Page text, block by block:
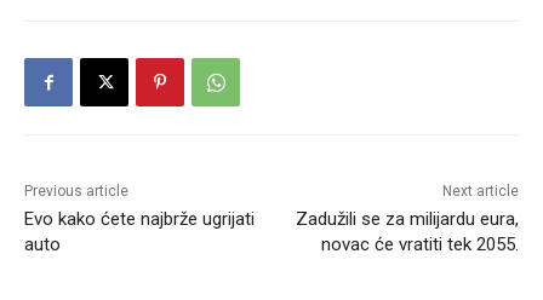
Previous article
Evo kako ćete najbrže ugrijati
auto
Next article
Zadužili se za milijardu eura,
novac će vratiti tek 2055.